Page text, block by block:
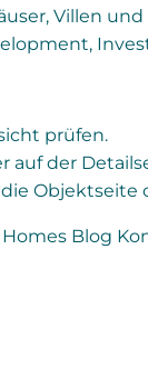
Villen
prüfen.
auf der
Objektseite
Blog